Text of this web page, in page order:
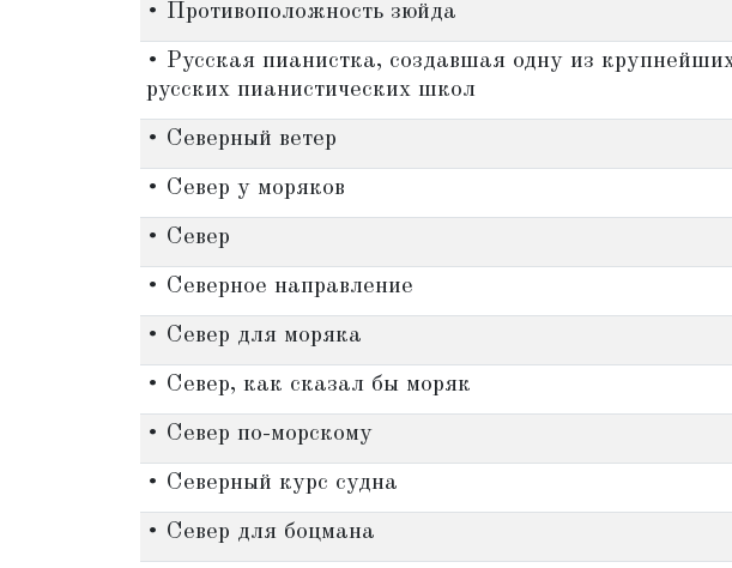
• Противоположность зюйда
• Русская пианистка, создавшая одну из
русских пианистических школ
• Северный ветер
• Север у моряков
• Север
• Северное направление
• Север для моряка
• Север, как сказал бы моряк
• Север по-морскому
• Северный курс судна
• Север для боцмана